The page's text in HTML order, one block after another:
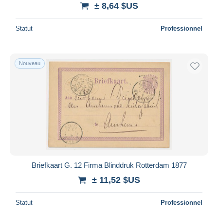
± 8,64 $US
Statut Professionnel
Nouveau
Briefkaart G. 12 Firma Blinddruk Rotterdam 1877
± 11,52 $US
Statut Professionnel